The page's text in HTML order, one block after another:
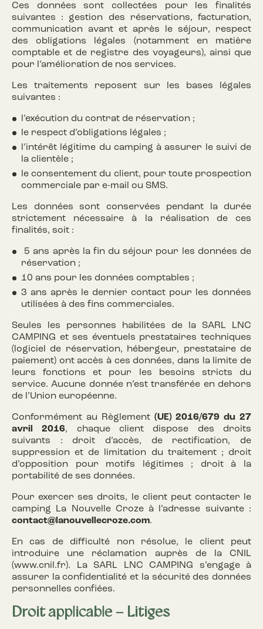
Ces données sont collectées pour les finalités
suivantes : gestion des réservations, facturation,
communication avant et après le séjour, respect
des obligations légales (notamment en matière
comptable et de registre des voyageurs), ainsi que
pour l’amélioration de nos services.
Les traitements reposent sur les bases légales
suivantes :
l’exécution du contrat de réservation ;
le respect d’obligations légales ;
l’intérêt légitime du camping à assurer le suivi de
la clientèle ;
le consentement du client, pour toute prospection
commerciale par e-mail ou SMS.
Les données sont conservées pendant la durée
strictement nécessaire à la réalisation de ces
finalités, soit :
5 ans après la fin du séjour pour les données de
réservation ;
10 ans pour les données comptables ;
3 ans après le dernier contact pour les données
utilisées à des fins commerciales.
Seules les personnes habilitées de la SARL LNC
CAMPING et ses éventuels prestataires techniques
(logiciel de réservation, hébergeur, prestataire de
paiement) ont accès à ces données, dans la limite de
leurs fonctions et pour les besoins stricts du
service. Aucune donnée n’est transférée en dehors
de l’Union européenne.
Conformément au Règlement (UE) 2016/679 du 27
avril 2016, chaque client dispose des droits
suivants : droit d’accès, de rectification, de
suppression et de limitation du traitement ; droit
d’opposition pour motifs légitimes ; droit à la
portabilité de ses données.
Pour exercer ses droits, le client peut contacter le
camping La Nouvelle Croze à l’adresse suivante :
contact@lanouvellecroze.com.
En cas de difficulté non résolue, le client peut
introduire une réclamation auprès de la CNIL
(www.cnil.fr). La SARL LNC CAMPING s’engage à
assurer la confidentialité et la sécurité des données
personnelles confiées.
Droit applicable – Litiges